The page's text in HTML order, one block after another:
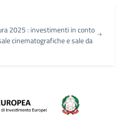
2025 : investimenti in conto
cinematografiche e sale da